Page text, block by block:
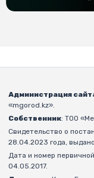
Администрация
«mgorod.kz».
Собственник: ТОО
Свидетельство о
28.04.2023 года,
Дата и номер
04.05.2017.